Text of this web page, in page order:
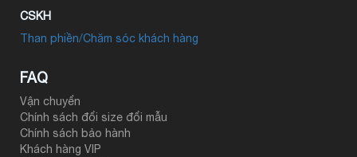
CSKH
Than phiền/Chăm sóc khách hàng
FAQ
Vận chuyển
Chính sách đổi size đổi mẫu
Chính sách bảo hành
Khách hàng VIP